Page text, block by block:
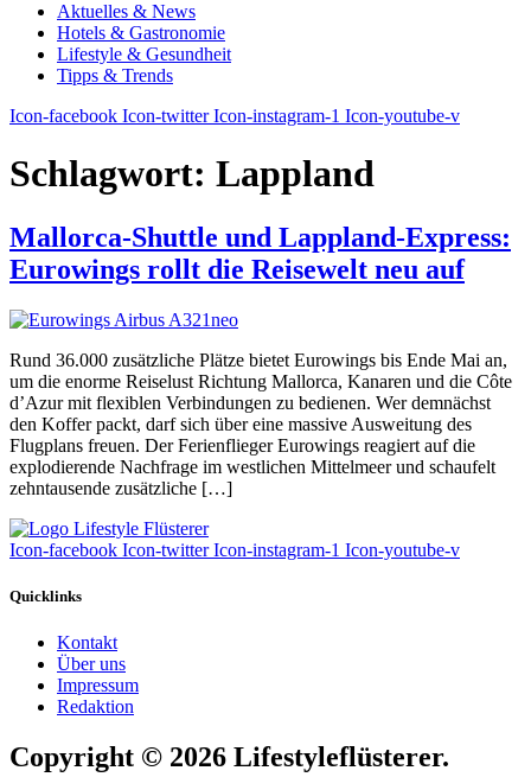
Aktuelles & News
Hotels & Gastronomie
Lifestyle & Gesundheit
Tipps & Trends
Icon-facebook Icon-twitter Icon-instagram-1 Icon-youtube-v
Schlagwort: Lappland
Mallorca-Shuttle und Lappland-Express:
Eurowings rollt die Reisewelt neu auf
Rund 36.000 zusätzliche Plätze bietet Eurowings bis Ende Mai an,
um die enorme Reiselust Richtung Mallorca, Kanaren und die Côte
d’Azur mit flexiblen Verbindungen zu bedienen. Wer demnächst
den Koffer packt, darf sich über eine massive Ausweitung des
Flugplans freuen. Der Ferienflieger Eurowings reagiert auf die
explodierende Nachfrage im westlichen Mittelmeer und schaufelt
zehntausende zusätzliche […]
Icon-facebook Icon-twitter Icon-instagram-1 Icon-youtube-v
Quicklinks
Kontakt
Über uns
Impressum
Redaktion
Copyright © 2026 Lifestyleflüsterer.